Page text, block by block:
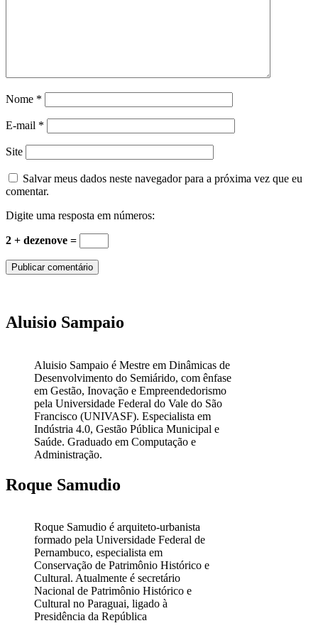
Nome *
E-mail *
Site
Salvar meus dados neste navegador para a próxima vez que eu
comentar.
Digite uma resposta em números:
2 + dezenove =
Aluisio Sampaio
Aluisio Sampaio é Mestre em Dinâmicas de
Desenvolvimento do Semiárido, com ênfase
em Gestão, Inovação e Empreendedorismo
pela Universidade Federal do Vale do São
Francisco (UNIVASF). Especialista em
Indústria 4.0, Gestão Pública Municipal e
Saúde. Graduado em Computação e
Administração.
Roque Samudio
Roque Samudio é arquiteto-urbanista
formado pela Universidade Federal de
Pernambuco, especialista em
Conservação de Patrimônio Histórico e
Cultural. Atualmente é secretário
Nacional de Patrimônio Histórico e
Cultural no Paraguai, ligado à
Presidência da República